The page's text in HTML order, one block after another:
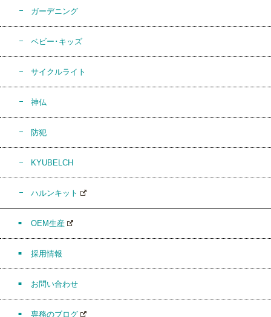
ガーデニング
ベビー･キッズ
サイクルライト
神仏
防犯
KYUBELCH
ハルンキット
OEM生産
採用情報
お問い合わせ
専務のブログ